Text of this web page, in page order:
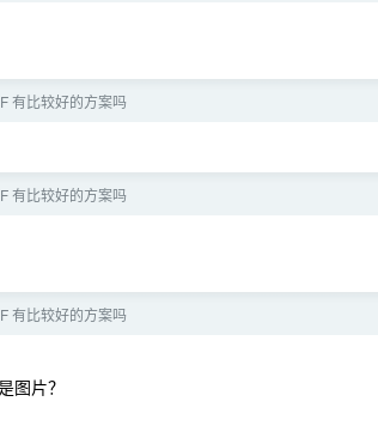
有比较好的方案吗
有比较好的方案吗
有比较好的方案吗
图片？